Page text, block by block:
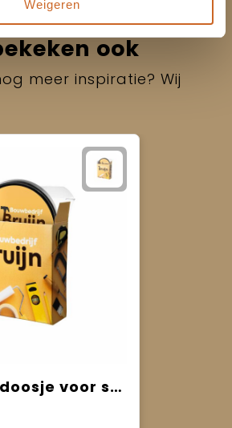
Weigeren
ook
meer inspiratie? Wij
Full colour doosje voor screwmagnet